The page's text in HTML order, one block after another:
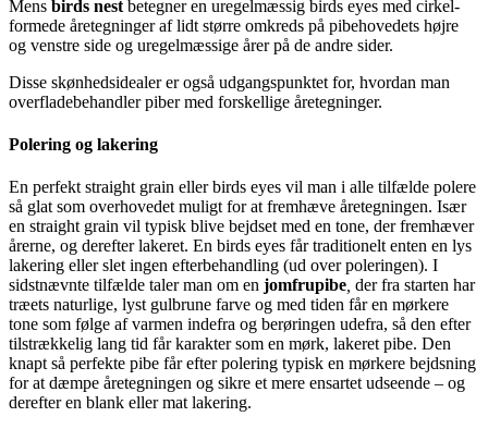
Mens birds nest betegner en uregelmæssig birds eyes med cirkel-
formede åretegninger af lidt større omkreds på pibehovedets højre
og venstre side og uregelmæssige årer på de andre sider.
Disse skønhedsidealer er også udgangspunktet for, hvordan man
overfladebehandler piber med forskellige åretegninger.
Polering og lakering
En perfekt straight grain eller birds eyes vil man i alle tilfælde polere
så glat som overhovedet muligt for at fremhæve åretegningen. Især
en straight grain vil typisk blive bejdset med en tone, der fremhæver
årerne, og derefter lakeret. En birds eyes får traditionelt enten en lys
lakering eller slet ingen efterbehandling (ud over poleringen). I
sidstnævnte tilfælde taler man om en jomfrupibe der fra starten har
træets naturlige, lyst gulbrune farve og med tiden får en mørkere
tone som følge af varmen indefra og berøringen udefra, så den efter
tilstrækkelig lang tid får karakter som en mørk, lakeret pibe. Den
knapt så perfekte pibe får efter polering typisk en mørkere bejdsning
for at dæmpe åretegningen og sikre et mere ensartet udseende – og
derefter en blank eller mat lakering.